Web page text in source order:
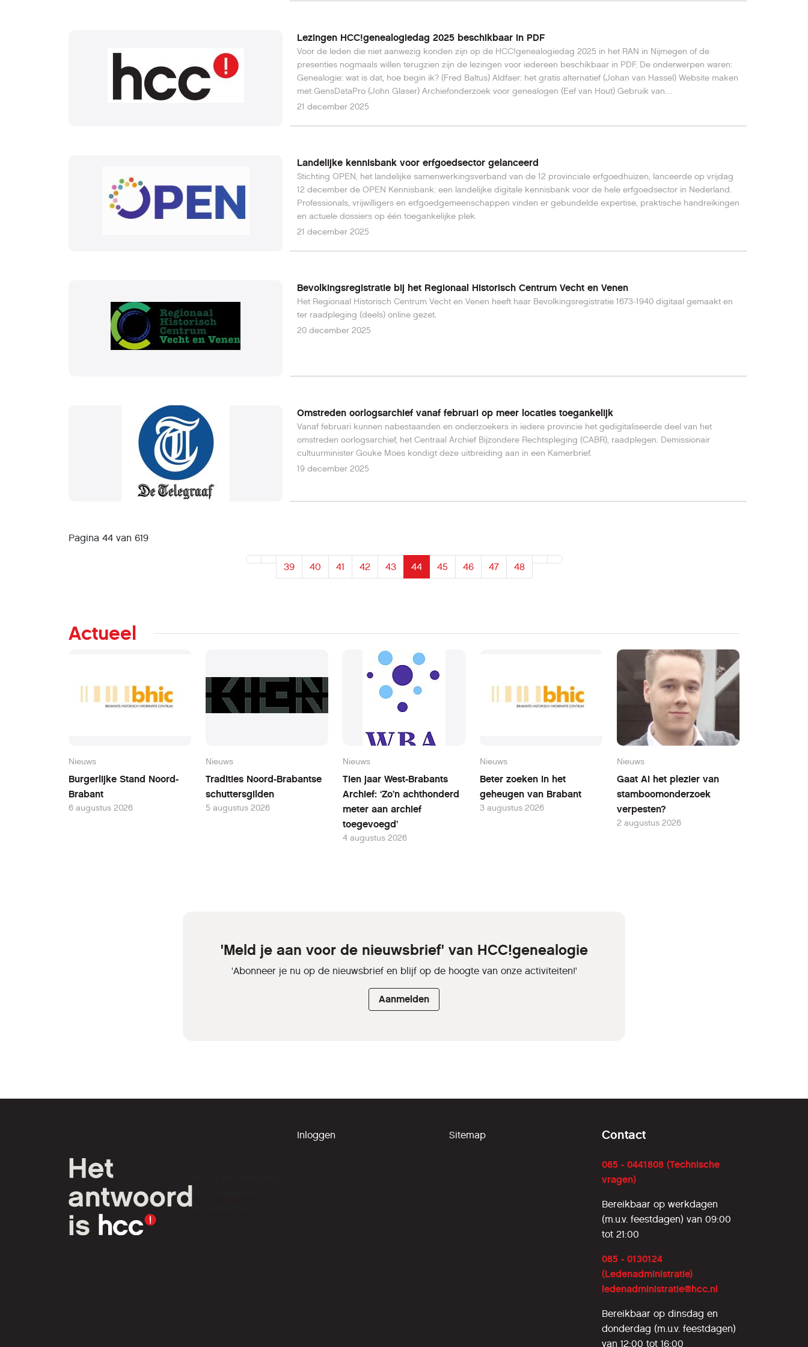
Lezingen HCC!genealogiedag 2025 beschikbaar in PDF
Voor de leden die niet aanwezig konden zijn op de HCC!genealogiedag 2025 in het RAN in Nijmegen of de
presenties nogmaals willen terugzien zijn de lezingen voor iedereen beschikbaar in PDF. De onderwerpen waren:
Genealogie: wat is dat, hoe begin ik? (Fred Baltus) Aldfaer: het gratis alternatief (Johan van Hassel) Website maken
met GensDataPro (John Glaser) Archiefonderzoek voor genealogen (Eef van Hout) Gebruik van
oorlogsbronnen (Paul van der Flier) Praktisch Latijn voor genealogen (Michiel Sauter) Voorouders in Suriname en
21 december 2025
Landelijke kennisbank voor erfgoedsector gelanceerd
Stichting OPEN, het landelijke samenwerkingsverband van de 12 provinciale erfgoedhuizen, lanceerde op vrijdag
12 december de OPEN Kennisbank: een landelijke digitale kennisbank voor de hele erfgoedsector in Nederland.
Professionals, vrijwilligers en erfgoedgemeenschappen vinden er gebundelde expertise, praktische handreikingen
en actuele dossiers op één toegankelijke plek.
21 december 2025
Bevolkingsregistratie bij het Regionaal Historisch Centrum Vecht en Venen
Het Regionaal Historisch Centrum Vecht en Venen heeft haar Bevolkingsregistratie 1673-1940 digitaal gemaakt en
ter raadpleging (deels) online gezet.
20 december 2025
Omstreden oorlogsarchief vanaf februari op meer locaties toegankelijk
Vanaf februari kunnen nabestaanden en onderzoekers in iedere provincie het gedigitaliseerde deel van het
omstreden oorlogsarchief, het Centraal Archief Bijzondere Rechtspleging (CABR), raadplegen. Demissionair
cultuurminister Gouke Moes kondigt deze uitbreiding aan in een Kamerbrief.
19 december 2025
Pagina 44 van 619
39 40 41 42 43 44 45 46 47 48
Actueel
Nieuws
Burgerlijke Stand Noord-
Brabant
6 augustus 2026
Nieuws
Tradities Noord-Brabantse
schuttersgilden
5 augustus 2026
Nieuws
Tien jaar West-Brabants
Archief: ‘Zo’n achthonderd
meter aan archief
toegevoegd’
4 augustus 2026
Nieuws
Beter zoeken in het
geheugen van Brabant
3 augustus 2026
Nieuws
Gaat AI het plezier van
stamboomonderzoek
verpesten?
2 augustus 2026
'Meld je aan voor de nieuwsbrief' van HCC!genealogie
'Abonneer je nu op de nieuwsbrief en blijf op de hoogte van onze activiteiten!'
Aanmelden
tech-liefhebbers.
Inloggen Sitemap Contact
085 - 0441808 (Technische
vragen)
Bereikbaar op werkdagen
(m.u.v. feestdagen) van 09:00
tot 21:00
085 - 0130124
(Ledenadministratie)
ledenadministratie@hcc.nl
Bereikbaar op dinsdag en
donderdag (m.u.v. feestdagen)
van 12:00 tot 16:00